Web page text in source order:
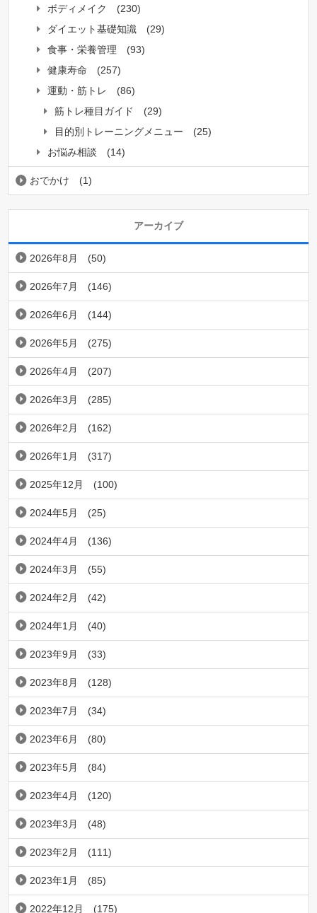
ボディメイク
(230)
ダイエット基礎知識
(29)
食事・栄養管理
(93)
健康寿命
(257)
運動・筋トレ
(86)
筋トレ種目ガイド
(29)
目的別トレーニングメニュー
(25)
お悩み相談
(14)
おでかけ (1)
アーカイブ
2026年8月 (50)
2026年7月 (146)
2026年6月 (144)
2026年5月 (275)
2026年4月 (207)
2026年3月 (285)
2026年2月 (162)
2026年1月 (317)
2025年12月 (100)
2024年5月 (25)
2024年4月 (136)
2024年3月 (55)
2024年2月 (42)
2024年1月 (40)
2023年9月 (33)
2023年8月 (128)
2023年7月 (34)
2023年6月 (80)
2023年5月 (84)
2023年4月 (120)
2023年3月 (48)
2023年2月 (111)
2023年1月 (85)
2022年12月 (175)